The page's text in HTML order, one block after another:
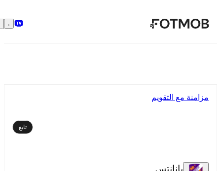
تخطَّ إلى المحتوى الرئيسي
بانانتس
مزامنة مع التقويم
تابع